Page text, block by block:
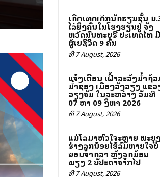
ເກີດເຫດເດັກນັກຮຽນຊັ້ນ ມ
ໄລ່ຍິງຄົນໃນໂຮງຮຽນຢູ່ ຈັງ
ຫວັດນົນທະບຸຣີ ປະເທດໄທ ມີ
ຜູ້ເສຍຊີວິດ 9 ຄົນ
ທີ 7 August, 2026
ແຈ້ງເຕືອນ ເຝົ້າລະວັງນ້ຳຖ້
ນ້ຳຊອງ ເມືອງວັງວຽງ ແຂວ
ວຽງຈັນ ໃນລະຫວ່າງ ວັນທີ
07 ຫາ 09 ສິງຫາ 2026
ທີ 7 August, 2026
ແມ່ໂລມາຫົວໃຈສະຫຼາຍ ພະຍຸ
ຮ່າງລູກນ້ອຍໄຮ້ລົມຫາຍໃຈບໍ່
ຍອມຈາກລາ ຫຼັງລູກນ້ອຍ
ພຽງ 2 ສັບປະດາຈາກໄປ
ທີ 7 August, 2026